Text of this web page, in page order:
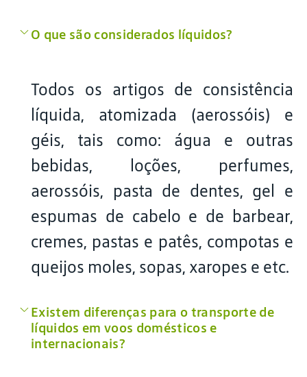
O que são considerados líquidos?
Todos os artigos de consistência
líquida, atomizada (aerossóis) e
géis, tais como: água e outras
bebidas, loções, perfumes,
aerossóis, pasta de dentes, gel e
espumas de cabelo e de barbear,
cremes, pastas e patês, compotas e
queijos moles, sopas, xaropes e etc.
Existem diferenças para o transporte de
líquidos em voos domésticos e
internacionais?